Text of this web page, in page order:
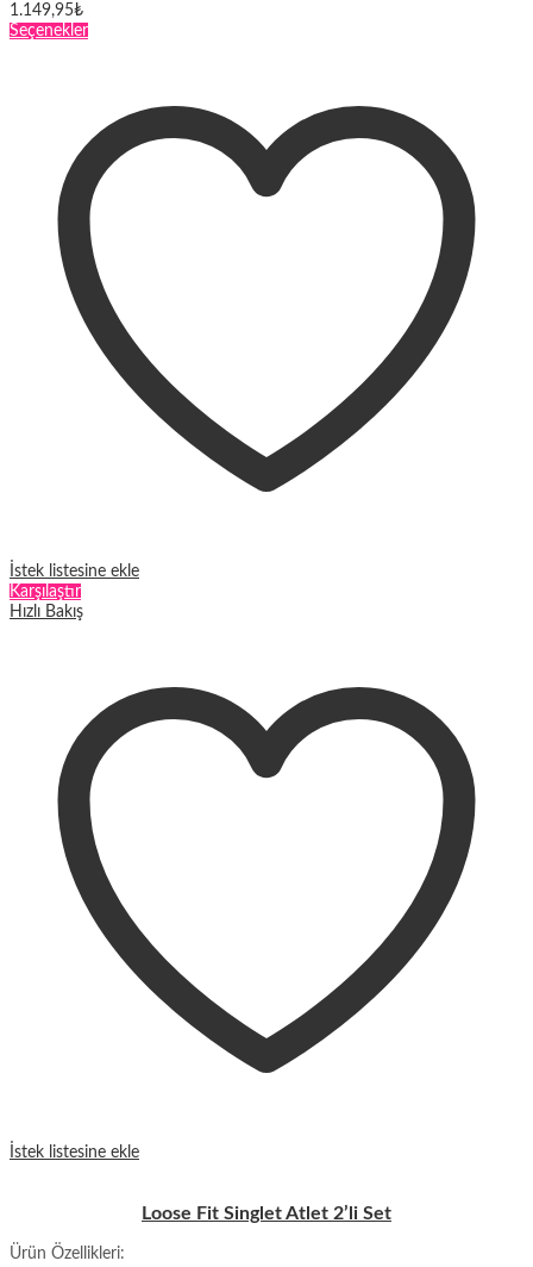
1.149,95₺
SeçeneklerBu
varyasyonu
var.
Seçenekler
ürün
sayfasından
seçilebilir
İstek listesine ekle
Karşılaştır
Hızlı Bakış
İstek listesine ekle
Loose Fit Singlet Atlet 2’li Set
Ürün Özellikleri: